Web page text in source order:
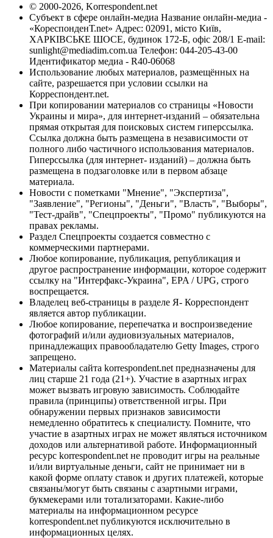
© 2000-2026, Korrespondent.net
Субъект в сфере онлайн-медиа Название онлайн-медиа -
«КореспонденТ.net» Адрес: 02091, місто Київ,
ХАРКІВСЬКЕ ШОСЕ, будинок 172-Б, офіс 208/1 E-mail:
sunlight@mediadim.com.ua Телефон: 044-205-43-00
Идентификатор медиа - R40-06068
Использование любых материалов, размещённых на
сайте, разрешается при условии ссылки на
Корреспондент.net.
При копировании материалов со страницы «Новости
Украины и мира», для интернет-изданий – обязательна
прямая открытая для поисковых систем гиперссылка.
Ссылка должна быть размещена в независимости от
полного либо частичного использования материалов.
Гиперссылка (для интернет- изданий) – должна быть
размещена в подзаголовке или в первом абзаце
материала.
Новости с пометками "Мнение", "Экспертиза",
"Заявление", "Регионы", "Деньги", "Власть", "Выборы",
"Тест-драйв", "Спецпроекты", "Промо" публикуются на
правах рекламы.
Раздел Спецпроекты создается совместно с
коммерческими партнерами.
Любое копирование, публикация, републикация и
другое распространение информации, которое содержит
ссылку на "Интерфакс-Украина", EPA / UPG, строго
воспрещается.
Владелец веб-страницы в разделе Я- Корреспондент
является автор публикации.
Любое копирование, перепечатка и воспроизведение
фотографий и/или аудиовизуальных материалов,
принадлежащих правообладателю Getty Images, строго
запрещено.
Материалы сайта korrespondent.net предназначены для
лиц старше 21 года (21+). Участие в азартных играх
может вызвать игровую зависимость. Соблюдайте
правила (принципы) ответственной игры. При
обнаружении первых признаков зависимости
немедленно обратитесь к специалисту. Помните, что
участие в азартных играх не может являться источником
доходов или альтернативой работе. Информационный
ресурс korrespondent.net не проводит игры на реальные
и/или виртуальные деньги, сайт не принимает ни в
какой форме оплату ставок и других платежей, которые
связаны/могут быть связаны с азартными играми,
букмекерами или тотализаторами. Какие-либо
материалы на информационном ресурсе
korrespondent.net публикуются исключительно в
информационных целях.